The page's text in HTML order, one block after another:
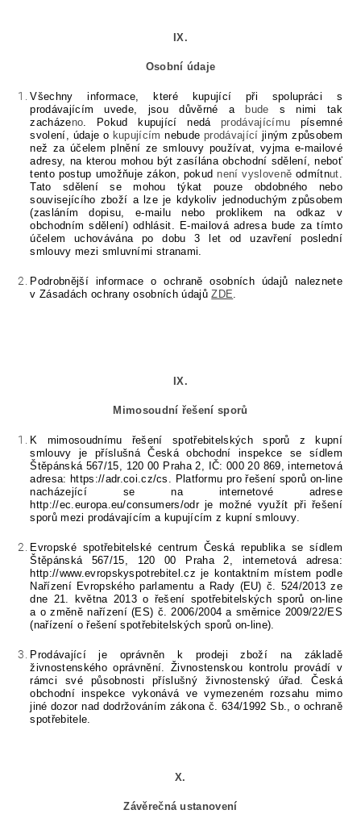
IX.
Osobní údaje
Všechny informace, které kupující při spolupráci s
prodávajícím uvede, jsou důvěrné a
bude s nimi tak
zacházeno. Pokud kupující nedáprodávajícímu písemné
svolení, údaje o kupujícímnebude prodávající jiným způsobem
než za účelem plnění ze smlouvy používat, vyjma e-mailové
adresy, na kterou mohou být zasílána obchodní sdělení, neboť
tento postup umožňuje zákon, pokud není vysloveněodmítnut.
Tato sdělení se mohou týkat pouze obdobného nebo
souvisejícího zboží a lze je kdykoliv jednoduchým způsobem
(zasláním dopisu, e-mailu nebo proklikem na odkaz v
obchodním sdělení) odhlásit. E-mailová adresa bude za tímto
účelem uchovávána po dobu 3 let od uzavření poslední
smlouvy mezi smluvními stranami.
Podrobnější informace o ochraně osobních údajů naleznete
v Zásadách ochrany osobních údajůZDE.
IX.
Mimosoudní řešení sporů
K mimosoudnímu řešení spotřebitelských sporů z kupní
smlouvy je příslušná Česká obchodní inspekce se sídlem
Štěpánská 567/15, 120 00 Praha 2, IČ: 000 20 869, internetová
adresa: https://adr.coi.cz/cs. Platformu pro řešení sporů on-line
nacházející se na internetové adrese
http://ec.europa.eu/consumers/odr je možné využít při řešení
sporů mezi prodávajícím a kupujícím z kupní smlouvy.
Evropské spotřebitelské centrum Česká republika se sídlem
Štěpánská 567/15, 120 00 Praha 2, internetová adresa:
http://www.evropskyspotrebitel.cz je kontaktním místem podle
Nařízení Evropského parlamentu a Rady (EU) č. 524/2013 ze
dne 21. května 2013 o řešení spotřebitelských sporů on-line
a o změně nařízení (ES) č. 2006/2004 a směrnice 2009/22/ES
(nařízení o řešení spotřebitelských sporů on-line).
Prodávající je oprávněn k prodeji zboží na základě
živnostenského oprávnění. Živnostenskou kontrolu provádí v
rámci své působnosti příslušný živnostenský úřad. Česká
obchodní inspekce vykonává ve vymezeném rozsahu mimo
jiné dozor nad dodržováním zákona č. 634/1992 Sb., o ochraně
spotřebitele.
X.
Závěrečná ustanovení